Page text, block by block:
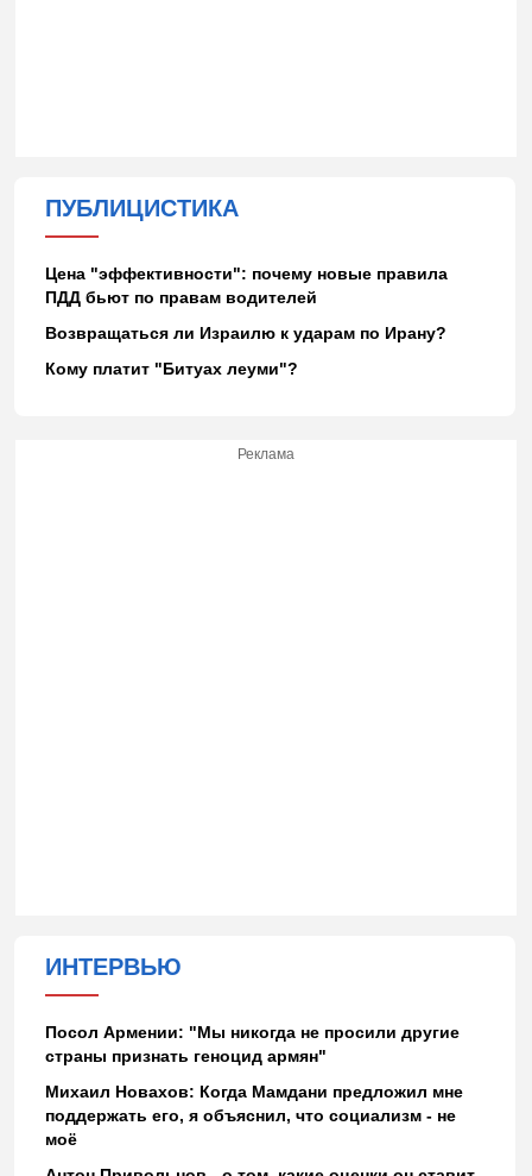
ПУБЛИЦИСТИКА
Цена "эффективности": почему новые правила
ПДД бьют по правам водителей
Возвращаться ли Израилю к ударам по Ирану?
Кому платит "Битуах леуми"?
Реклама
ИНТЕРВЬЮ
Посол Армении: "Мы никогда не просили другие
страны признать геноцид армян"
Михаил Новахов: Когда Мамдани предложил мне
поддержать его, я объяснил, что социализм - не
моё